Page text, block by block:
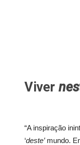
Viver
“A inspiração
‘deste’mundo.